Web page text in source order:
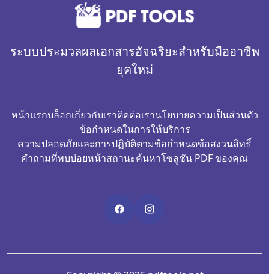
ระบบประมวลผลเอกสารอัจฉริยะสำหรับมืออาชีพ
ยุคใหม่
หน้าแรกบล็อกเกี่ยวกับเราติดต่อเรานโยบายความเป็นส่วนตัว
ข้อกำหนดในการให้บริการ
ความปลอดภัยและการปฏิบัติตามข้อกำหนดข้อสงวนสิทธิ์
คำถามที่พบบ่อยหน้าสถานะค้นหาโซลูชัน PDF ของคุณ